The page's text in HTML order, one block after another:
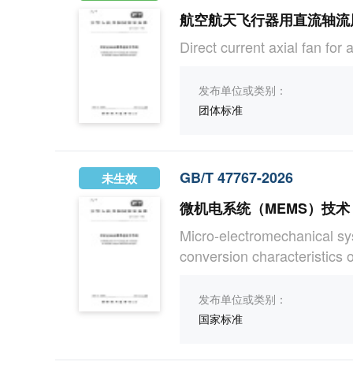
航空航天飞行器用直流轴
Direct current axial fan for
发布单位或类别：
团体标准
未生效
GB/T 47767-2026
微机电系统（MEMS）技
Micro-electromechanical
conversion characteristics
发布单位或类别：
国家标准